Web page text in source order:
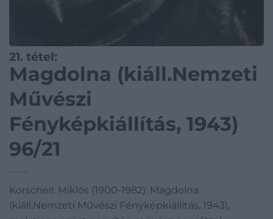
21. tétel:
Magdolna (kiáll.Nemzeti
Művészi
Fényképkiállítás, 1943)
96/21
Korschelt Miklós (1900-1982): Magdolna
(kiáll.Nemzeti Művészi Fényképkiállítás, 1943),